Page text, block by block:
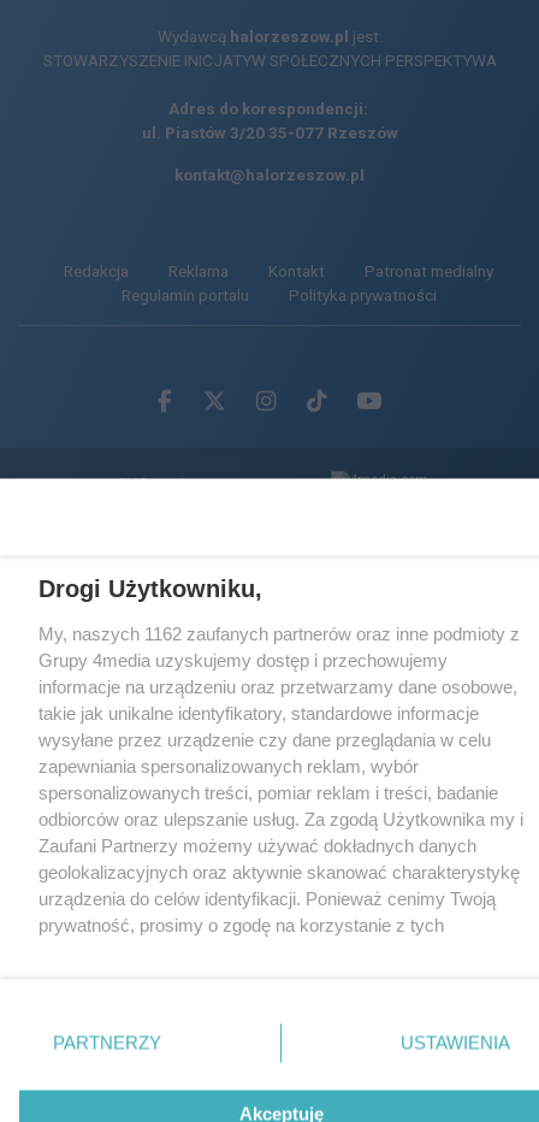
Wydawcą halorzeszow.pl jest:
STOWARZYSZENIE INICJATYW SPOŁECZNYCH PERSPEKTYWA
Adres do korespondencji:
ul. Piastów 3/20 35-077 Rzeszów
kontakt@halorzeszow.pl
Redakcja Reklama Kontakt
Patronat medialny
Regulamin portalu
Polityka prywatności
Facebook.com
X.comInstagram.com
Tiktok.comYoutube.com
CMS portalu przygotowany przez
Drogi Użytkowniku,
My, naszych 1162 zaufanych partnerów oraz inne podmioty z
Grupy 4media uzyskujemy dostęp i przechowujemy
informacje na urządzeniu oraz przetwarzamy dane osobowe,
takie jak unikalne identyfikatory, standardowe informacje
wysyłane przez urządzenie czy dane przeglądania w celu
zapewniania spersonalizowanych reklam, wybór
spersonalizowanych treści, pomiar reklam i treści, badanie
odbiorców oraz ulepszanie usług. Za zgodą Użytkownika my i
Zaufani Partnerzy możemy używać dokładnych danych
geolokalizacyjnych oraz aktywnie skanować charakterystykę
urządzenia do celów identyfikacji. Ponieważ cenimy Twoją
prywatność, prosimy o zgodę na korzystanie z tych
. Niektóre rodzaje przetwarzania
danych nie wymagają zgody użytkownika, ale masz prawo
zastosowania tylko na tej witrynie.
PARTNERZY USTAWIENIA
Akceptuję